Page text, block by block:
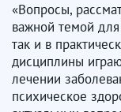
«Вопросы,
важной темой
так и в
дисциплины
лечении
психическое